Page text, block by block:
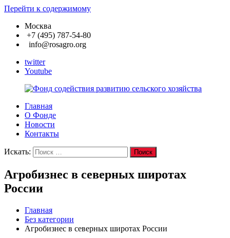
Перейти к содержимому
Москва
+7 (495) 787-54-80
info@rosagro.org
twitter
Youtube
Фонд
содействия
развитию
хозяйства
Главная
О Фонде
Новости
Контакты
Искать: Поиск
Агробизнес в северных широтах
России
Главная
Без категории
Агробизнес в северных широтах России